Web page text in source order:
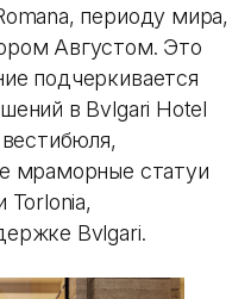
периоду мира,
Августом. Это
подчеркивается
в Bvlgari Hotel
мраморные статуи
Torlonia,
Bvlgari.